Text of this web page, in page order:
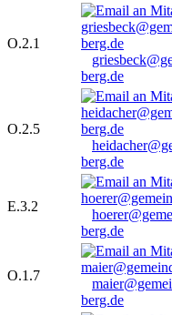
O.2.1
berg.de
O.2.5
berg.de
E.3.2
berg.de
O.1.7
berg.de